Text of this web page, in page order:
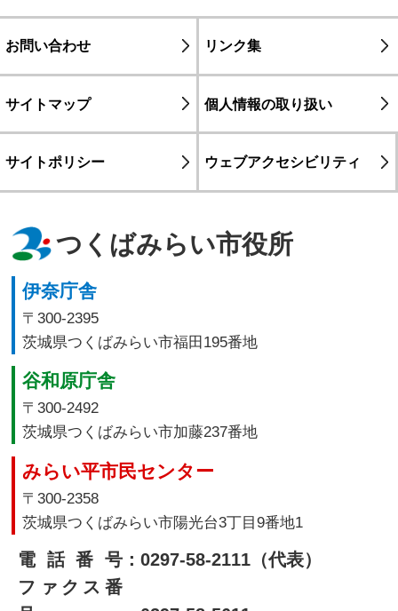
お問い合わせ リンク集
サイトマップ 個人情報の取り扱い
サイトポリシー ウェブアクセシビリティ
つくばみらい市役所
伊奈庁舎
〒300-2395
茨城県つくばみらい市福田195番地
谷和原庁舎
〒300-2492
茨城県つくばみらい市加藤237番地
みらい平市民センター
〒300-2358
茨城県つくばみらい市陽光台3丁目9番地1
電話番号：0297-58-2111（代表）
ファクス番